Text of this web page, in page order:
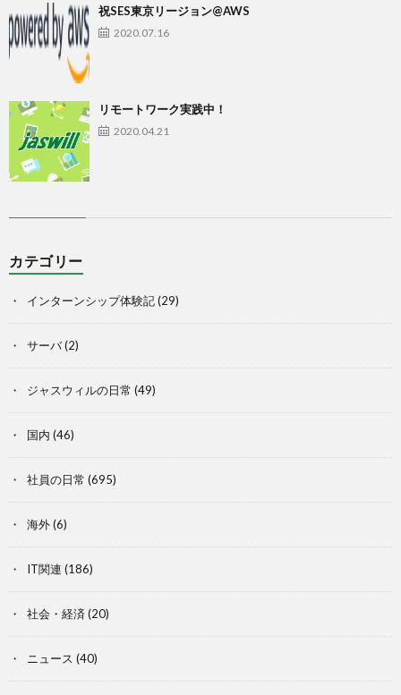
祝SES東京リージョン@AWS
2020.07.16
リモートワーク実践中！
2020.04.21
カテゴリー
インターンシップ体験記(29)
サーバ(2)
ジャスウィルの日常 (49)
国内 (46)
社員の日常 (695)
海外(6)
IT関連 (186)
社会・経済 (20)
ニュース (40)